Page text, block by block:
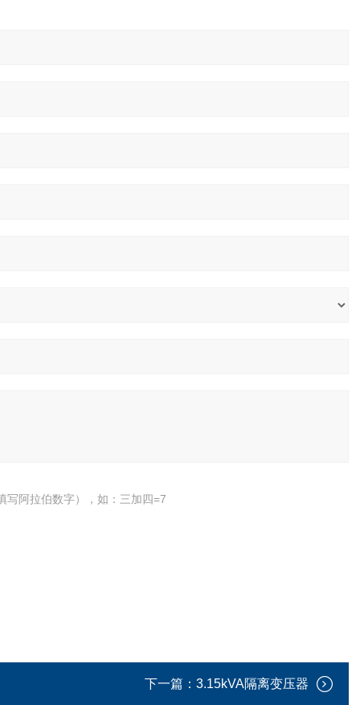
写阿拉伯数字），如：三加四=7
下一篇： 3.15kVA隔离变压器